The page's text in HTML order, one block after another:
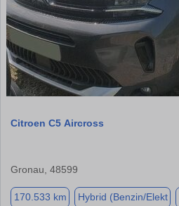
Citroen C5 Aircross
Gronau, 48599
170.533 km Hybrid (Benzin/Elekt